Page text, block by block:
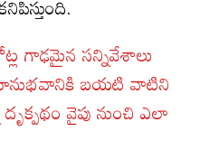
గాఢమైన సన్నివేశాలు
బయటి వాటిని
వైపు నుంచి ఎలా